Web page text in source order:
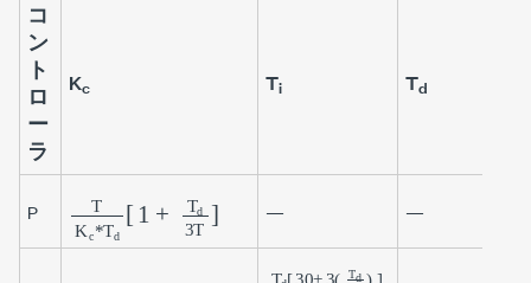
コ
ン
ト
ロ
ー
ラ
Kc Ti Td
P TKc*Td[ +Td ]— —